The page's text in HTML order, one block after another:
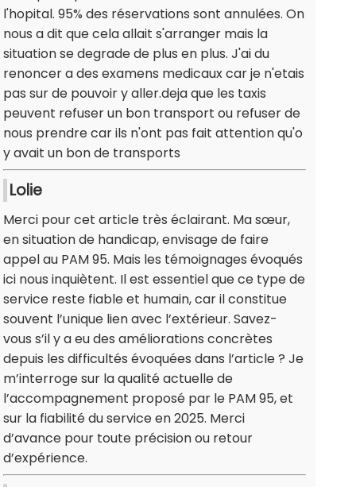
l'hopital. 95% des réservations sont annulées. On
nous a dit que cela allait s'arranger mais la
situation se degrade de plus en plus. J'ai du
renoncer a des examens medicaux car je n'etais
pas sur de pouvoir y aller.deja que les taxis
peuvent refuser un bon transport ou refuser de
nous prendre car ils n'ont pas fait attention qu'o
y avait un bon de transports
Lolie
Merci pour cet article très éclairant. Ma sœur,
en situation de handicap, envisage de faire
appel au PAM 95. Mais les témoignages évoqués
ici nous inquiètent. Il est essentiel que ce type de
service reste fiable et humain, car il constitue
souvent l’unique lien avec l’extérieur. Savez-
vous s’il y a eu des améliorations concrètes
depuis les difficultés évoquées dans l’article ? Je
m’interroge sur la qualité actuelle de
l’accompagnement proposé par le PAM 95, et
sur la fiabilité du service en 2025. Merci
d’avance pour toute précision ou retour
d’expérience.